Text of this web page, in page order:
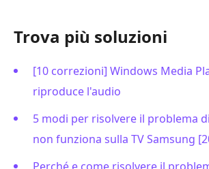
Trova più soluzioni
[10 correzioni] Windows Media
riproduce l'audio
5 modi per risolvere il problema
non funziona sulla TV Samsung